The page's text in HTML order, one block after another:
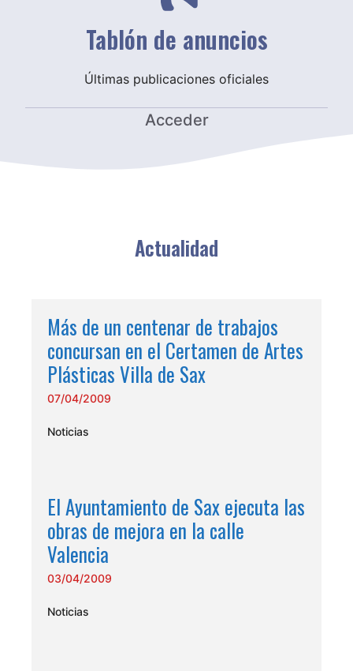
Tablón de anuncios
Últimas publicaciones oficiales
Acceder
Actualidad
Más de un centenar de trabajos
concursan en el Certamen de Artes
Plásticas Villa de Sax
07/04/2009
Noticias
El Ayuntamiento de Sax ejecuta las
obras de mejora en la calle
Valencia
03/04/2009
Noticias